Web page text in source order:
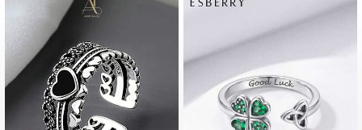
4,79
4,79 4.8K Obserwujący